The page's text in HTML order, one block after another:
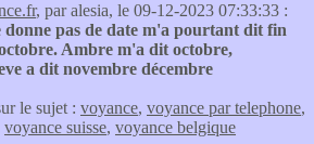
, par alesia, le 09-12-2023 07:33:33 :
pas de date m'a pourtant dit fin
Ambre m'a dit octobre,
a dit novembre décembre
le sujet : voyance, voyance par telephone,
voyance suisse, voyance belgique